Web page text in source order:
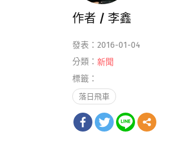
作者 / 李鑫
發表：2016-01-04
分類： 新聞
標籤：
落日飛車